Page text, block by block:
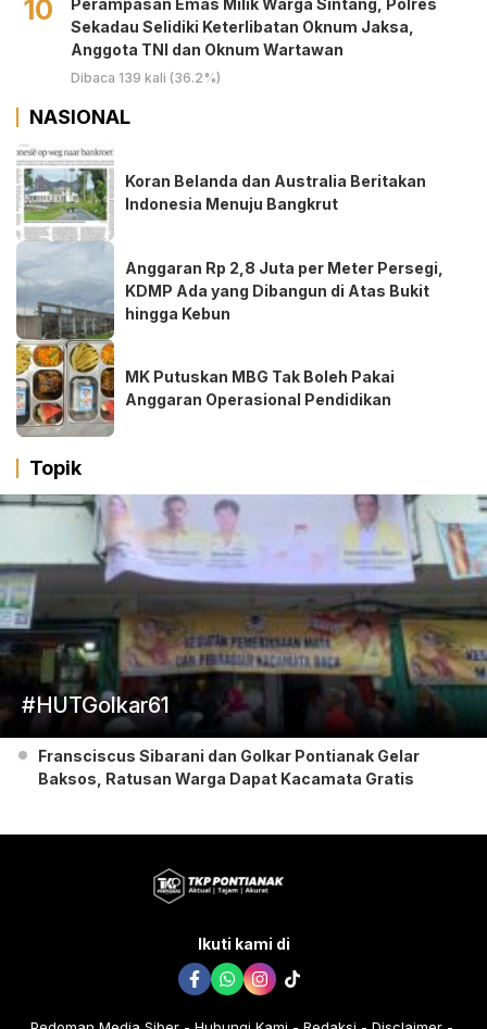
10
Perampasan Emas Milik Warga Sintang, Polres
Sekadau Selidiki Keterlibatan Oknum Jaksa,
Anggota TNI dan Oknum Wartawan
Dibaca 139 kali (36.2%)
NASIONAL
Koran Belanda dan Australia Beritakan
Indonesia Menuju Bangkrut
Anggaran Rp 2,8 Juta per Meter Persegi,
KDMP Ada yang Dibangun di Atas Bukit
hingga Kebun
MK Putuskan MBG Tak Boleh Pakai
Anggaran Operasional Pendidikan
Topik
#HUTGolkar61
Fransciscus Sibarani dan Golkar Pontianak Gelar
Baksos, Ratusan Warga Dapat Kacamata Gratis
Ikuti kami di